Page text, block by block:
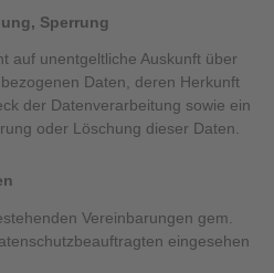
Sperrung
auf unentgeltliche Auskunft über
Daten, deren Herkunft
der Datenverarbeitung sowie ein
oder Löschung dieser Daten.
Vereinbarungen gem.
eingesehen